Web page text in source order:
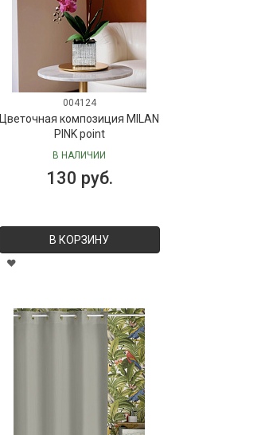
004124
Цветочная композиция MILAN
PINK point
В НАЛИЧИИ
130 руб.
В КОРЗИНУ